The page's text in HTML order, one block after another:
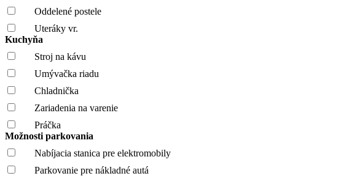
Oddelené postele
Uteráky vr.
Kuchyňa
Stroj na kávu
Umývačka riadu
Chladnička
Zariadenia na varenie
Práčka
Možnosti parkovania
Nabíjacia stanica pre elektromobily
Parkovanie pre nákladné autá